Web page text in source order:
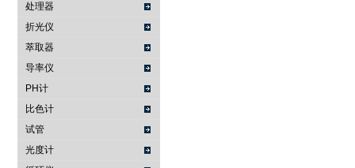
处理器
折光仪
萃取器
导率仪
PH计
比色计
试管
光度计